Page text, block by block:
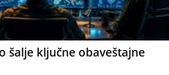
šalje ključne obaveštajne